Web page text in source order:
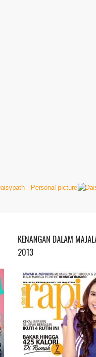
KENANGAN DALAM
2013